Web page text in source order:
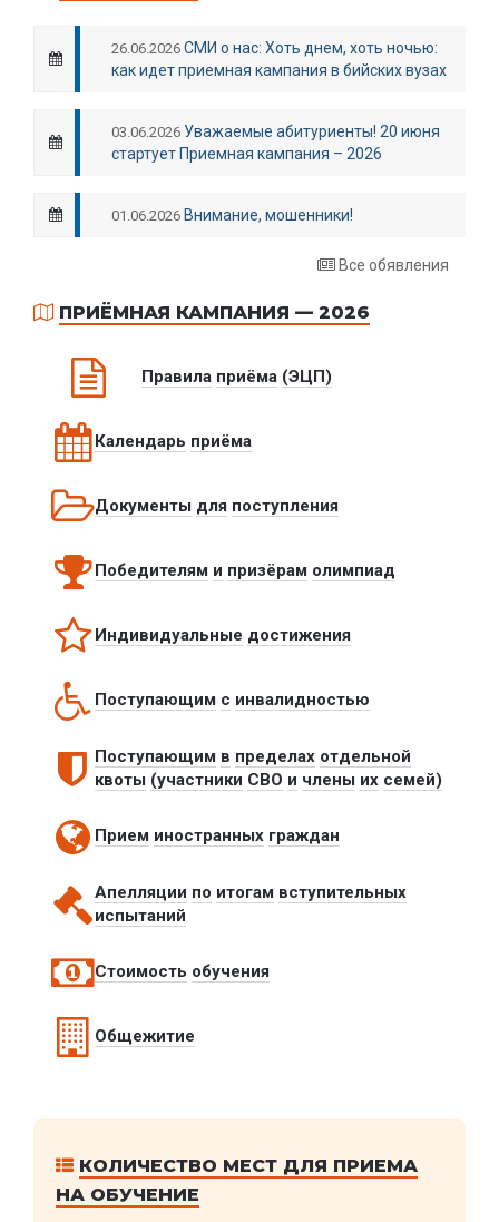
26.06.2026 СМИ о нас: Хоть днем, хоть ночью:
как идет приемная кампания в бийских вузах
03.06.2026 Уважаемые абитуриенты! 20 июня
стартует Приемная кампания – 2026
01.06.2026 Внимание, мошенники!
Все обявления
ПРИЁМНАЯ КАМПАНИЯ — 2026
Правила приёма (ЭЦП)
Календарь приёма
Документы для поступления
Победителям и призёрам олимпиад
Индивидуальные достижения
Поступающим с инвалидностью
Поступающим в пределах отдельной
квоты (участники СВО и члены их семей)
Прием иностранных граждан
Апелляции по итогам вступительных
испытаний
Стоимость обучения
Общежитие
КОЛИЧЕСТВО МЕСТ ДЛЯ ПРИЕМА
НА ОБУЧЕНИЕ